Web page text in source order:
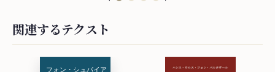
関連するテクスト
フ⁠ォ⁠ン⁠・⁠シ⁠ュ⁠パ⁠イ⁠ア